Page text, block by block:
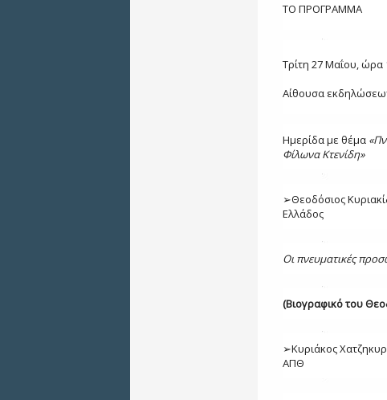
ΤΟ ΠΡΟΓΡΑΜΜΑ
Τρίτη 27 Μαΐου, ώρα
Αίθουσα
Ημερίδα με θέμα «
Φίλωνα Κτενίδη»
➢Θεοδόσιος
Ελλάδος
Οι πνευματικές
(Βιογραφικό του
➢Κυριάκος
ΑΠΘ